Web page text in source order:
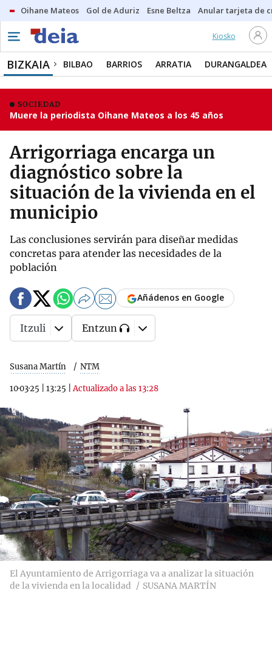
Oihane Mateos Gol de Aduriz Esne Beltza Anular tarjeta de
Kiosko
BIZKAIA BILBAO BARRIOS ARRATIA DURANGALDEA
SOCIEDAD
Muere la periodista Oihane Mateos a los 45 años
Arrigorriaga encarga un
diagnóstico sobre la
situación de la vivienda en el
municipio
Las conclusiones servirán para diseñar medidas
concretas para atender las necesidades de la
población
Susana Martín NTM
10·03·25 13:25 |Actualizado a las 13:28
Añádenos en Google
Itzuli Entzun
El Ayuntamiento de Arrigorriaga va a analizar la situación
de la vivienda en la localidad
SUSANA MARTÍN